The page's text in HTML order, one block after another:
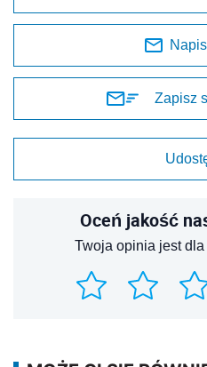
Zapisz
Oceń jakość
Twoja opinia jest